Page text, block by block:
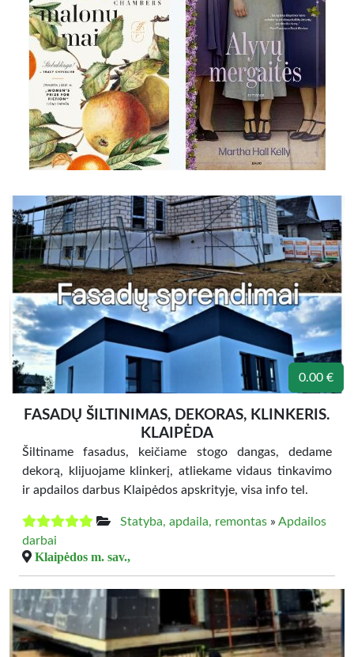
0.00 €
FASADŲ ŠILTINIMAS, DEKORAS, KLINKERIS.
KLAIPĖDA
Šiltiname fasadus, keičiame stogo dangas, dedame
dekorą, klijuojame klinkerį, atliekame vidaus tinkavimo
ir apdailos darbus Klaipėdos apskrityje, visa info tel.
Statyba, apdaila, remontas » Apdailos
darbai
Klaipėdos m. sav.,